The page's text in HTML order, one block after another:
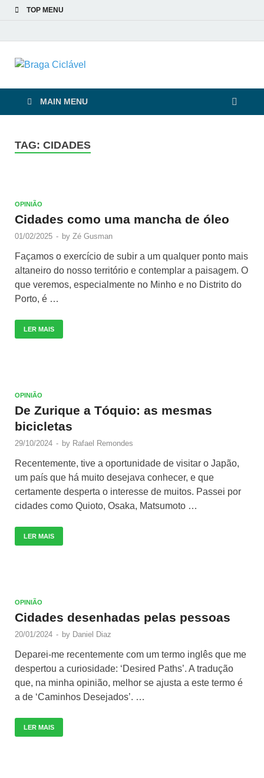
TOP MENU
Braga Ciclável
MAIN MENU
TAG: CIDADES
OPINIÃO
Cidades como uma mancha de óleo
01/02/2025 - by Zé Gusman
Façamos o exercício de subir a um qualquer ponto mais
altaneiro do nosso território e contemplar a paisagem. O
que veremos, especialmente no Minho e no Distrito do
Porto, é …
LER MAIS
OPINIÃO
De Zurique a Tóquio: as mesmas
bicicletas
29/10/2024 - by Rafael Remondes
Recentemente, tive a oportunidade de visitar o Japão,
um país que há muito desejava conhecer, e que
certamente desperta o interesse de muitos. Passei por
cidades como Quioto, Osaka, Matsumoto …
LER MAIS
OPINIÃO
Cidades desenhadas pelas pessoas
20/01/2024 - by Daniel Diaz
Deparei-me recentemente com um termo inglês que me
despertou a curiosidade: ‘Desired Paths’. A tradução
que, na minha opinião, melhor se ajusta a este termo é
a de ‘Caminhos Desejados’. …
LER MAIS